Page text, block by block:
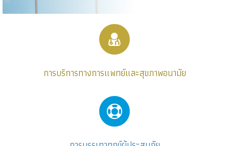
การบริการทางการแพทย์และสุขภาพอนามัย